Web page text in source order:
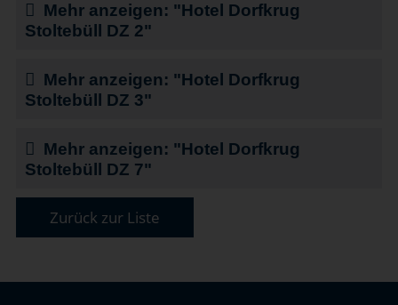
Mehr anzeigen: "Hotel Dorfkrug
Stoltebüll DZ 2"
Mehr anzeigen: "Hotel Dorfkrug
Stoltebüll DZ 3"
Mehr anzeigen: "Hotel Dorfkrug
Stoltebüll DZ 7"
Zurück zur Liste